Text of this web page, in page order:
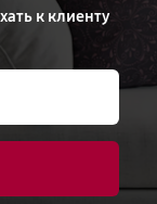
к клиенту